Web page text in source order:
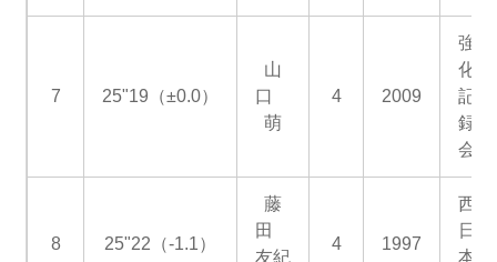
7 25"19（±0.0）
山
口
萌
4 2009
強
化
記
録
会
8 25"22（-1.1）
藤
田
友紀
4 1997
西
日
本